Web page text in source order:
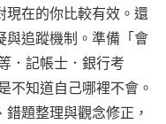
在的你比較有效。還
與追蹤機制。準備「會
．記帳士．銀行考
不知道自己哪裡不會。
題整理與觀念修正，